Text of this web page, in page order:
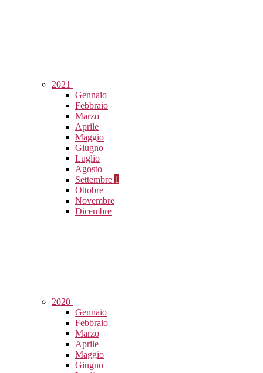
2021
Gennaio
Febbraio
Marzo
Aprile
Maggio
Giugno
Luglio
Agosto
Settembre 1
Ottobre
Novembre
Dicembre
2020
Gennaio
Febbraio
Marzo
Aprile
Maggio
Giugno